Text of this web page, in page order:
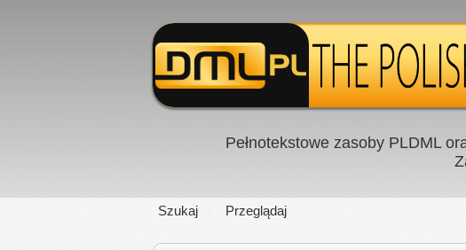
Pełnotekstowe zasoby PLDML
Szukaj Przeglądaj